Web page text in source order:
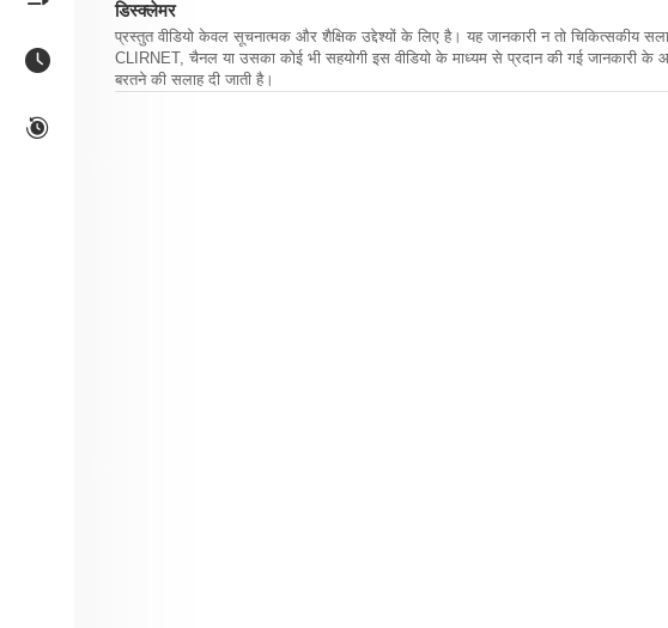
डिस्क्लेमर
प्रस्तुत वीडियो केवल सूचनात्मक और शैक्षिक उद्देश्यों के लिए है। यह जानकारी न तो चिकित्सकीय
CLIRNET, चैनल या उसका कोई भी सहयोगी इस वीडियो के माध्यम से प्रदान की गई जानकारी के
बरतने की सलाह दी जाती है।